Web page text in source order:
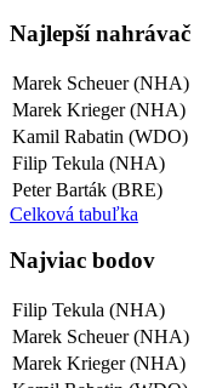
Najlepší­ nahrávač
Marek Scheuer (NHA)
Marek Krieger (NHA)
Kamil Rabatin (WDO)
Filip Tekula (NHA)
Peter Barták (BRE)
Celková tabuľka
Najviac bodov
Filip Tekula (NHA)
Marek Scheuer (NHA)
Marek Krieger (NHA)